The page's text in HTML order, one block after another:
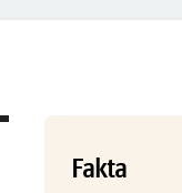
Fakta